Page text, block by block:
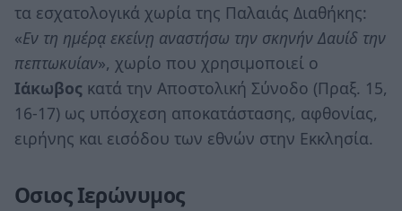
τα εσχατολογικά χωρία της Παλαιάς Διαθήκης:
«Εν τη ημέρᾳ εκείνῃ αναστήσω την σκηνήν Δαυίδ την
πεπτωκυίαν», χωρίο που χρησιμοποιεί ο
Ιάκωβος κατά την Αποστολική Σύνοδο (Πραξ. 15,
16-17) ως υπόσχεση αποκατάστασης, αφθονίας,
ειρήνης και εισόδου των εθνών στην Εκκλησία.
Οσιος Ιερώνυμος